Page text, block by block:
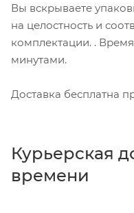
Вы вскрываете
на целостность и
комплектации. .
минутами.
Доставка бесплатна
Курьерская
времени